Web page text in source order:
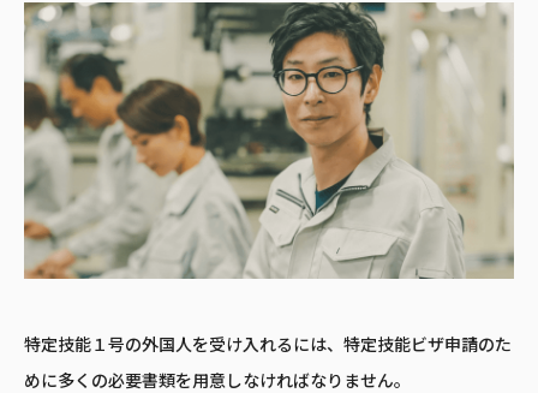
特定技能１号の外国人を受け入れるには、特定技能ビザ申請のた
めに多くの必要書類を用意しなければなりません。